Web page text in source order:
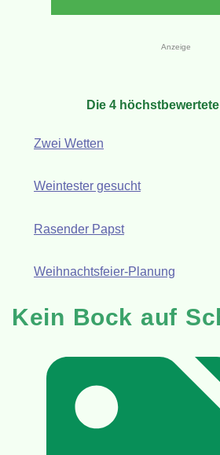
Anzeige
Die 4
Zwei Wetten
Weintester gesucht
Rasender Papst
Weihnachtsfeier-Planung
Kein Bock auf